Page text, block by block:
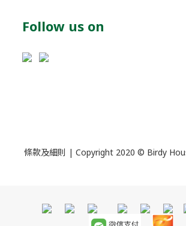
Follow us on
條款及細則 | Copyright 2020 © Birdy